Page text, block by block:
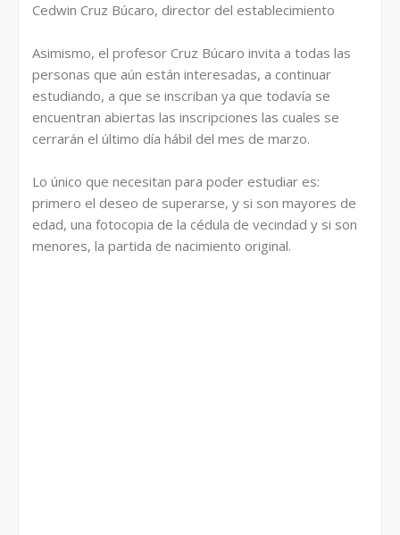
Cedwin Cruz Búcaro, director del establecimiento
Asimismo, el profesor Cruz Búcaro invita a todas las
personas que aún están interesadas, a continuar
estudiando, a que se inscriban ya que todavía se
encuentran abiertas las inscripciones las cuales se
cerrarán el último día hábil del mes de marzo.
Lo único que necesitan para poder estudiar es:
primero el deseo de superarse, y si son mayores de
edad, una fotocopia de la cédula de vecindad y si son
menores, la partida de nacimiento original.